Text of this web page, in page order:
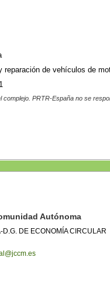
reparación de vehículos de
PRTR-España no se
Autónoma
DE ECONOMÍA CIRCULAR